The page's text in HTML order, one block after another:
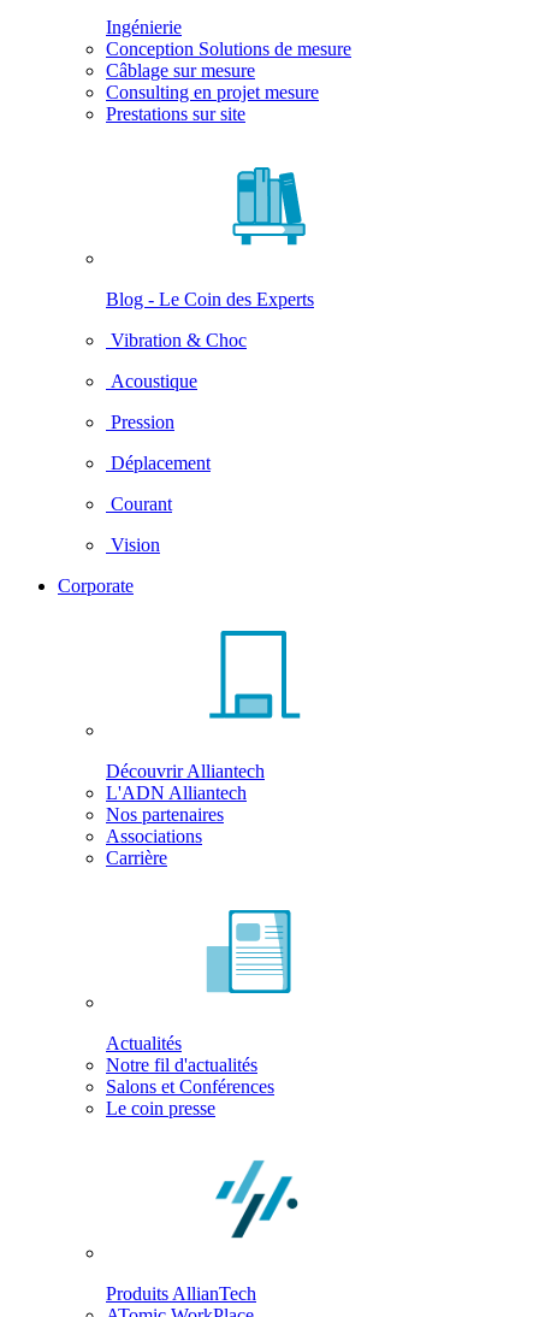
Ingénierie
Conception Solutions de mesure
Câblage sur mesure
Consulting en projet mesure
Prestations sur site
Blog - Le Coin des Experts
Vibration & Choc
Acoustique
Pression
Déplacement
Courant
Vision
Corporate
Découvrir Alliantech
L'ADN Alliantech
Nos partenaires
Associations
Carrière
Actualités
Notre fil d'actualités
Salons et Conférences
Le coin presse
Produits AllianTech